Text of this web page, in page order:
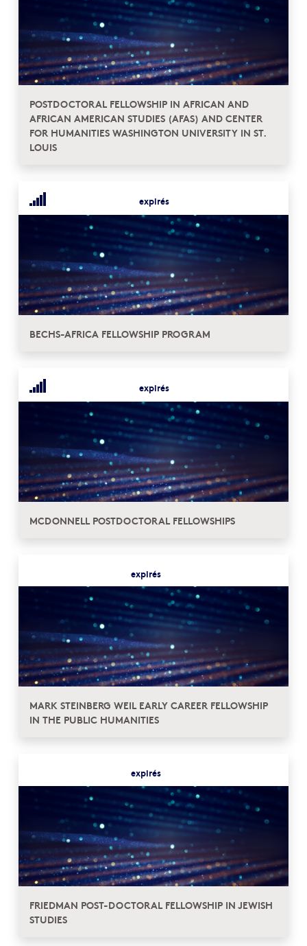
POSTDOCTORAL FELLOWSHIP IN AFRICAN AND
AFRICAN AMERICAN STUDIES (AFAS) AND CENTER
FOR HUMANITIES WASHINGTON UNIVERSITY IN ST.
LOUIS
expirés
BECHS-AFRICA FELLOWSHIP PROGRAM
expirés
MCDONNELL POSTDOCTORAL FELLOWSHIPS
expirés
MARK STEINBERG WEIL EARLY CAREER FELLOWSHIP
IN THE PUBLIC HUMANITIES
expirés
FRIEDMAN POST-DOCTORAL FELLOWSHIP IN JEWISH
STUDIES